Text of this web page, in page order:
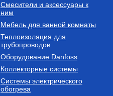
Смесители и аксессуары к
ним
Мебель для ванной комнаты
Теплоизоляция для
трубопроводов
Оборудование Danfoss
Коллекторные системы
Системы электрического
обогрева